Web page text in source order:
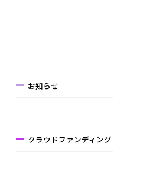
お知らせ
クラウドファンディング